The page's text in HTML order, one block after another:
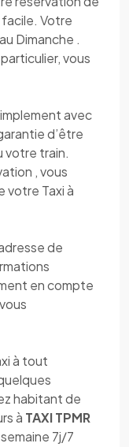
facile. Votre
Dimanche .
vous
avec
d’être
votre train.
, vous
votre Taxi à
de
en compte
à tout
habitant de
à TAXI TPMR
7j/7